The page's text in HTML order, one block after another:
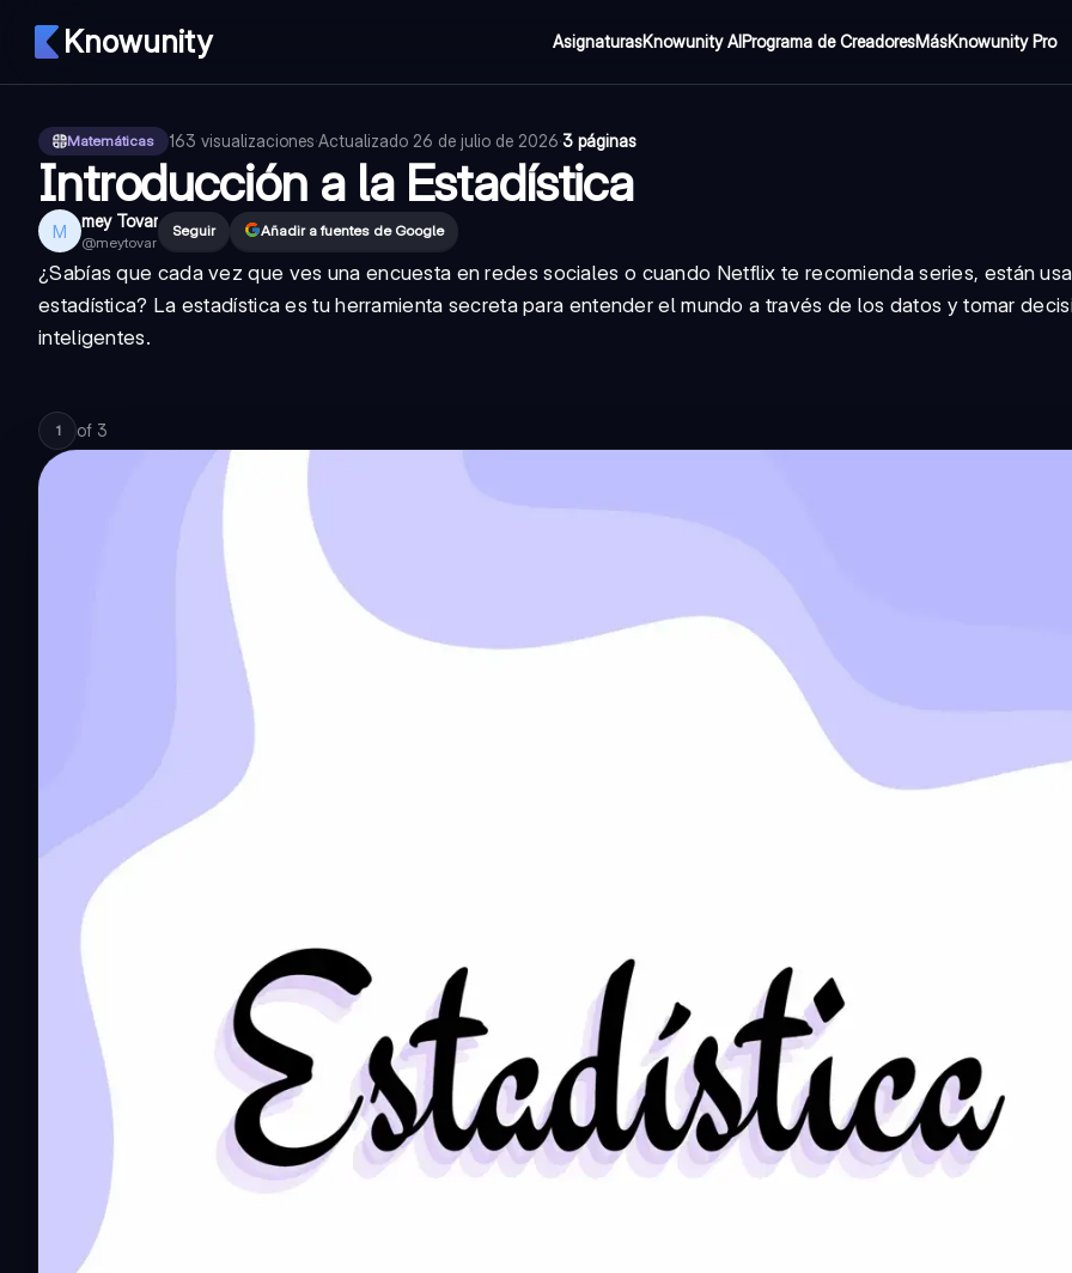
Knowunity AsignaturasKnowunity AIPrograma de CreadoresMásKnowunity Pro
Matemáticas 163 visualizaciones·Actualizado 26 de julio de 2026·3 páginas
Introducción a la Estadística
M mey Tovar
@meytovar
Seguir Añadir a fuentes de Google
¿Sabías que cada vez que ves una encuesta en redes sociales o cuando Netflix te recomienda series, están
estadística? La estadística es tu herramienta secreta para entender el mundo a través de los datos y tomar
inteligentes.
1 of 3